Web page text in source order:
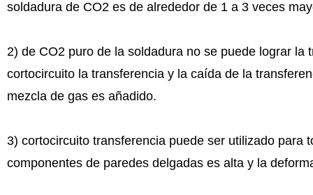
soldadura de CO2 es de alrededor de 1 a 3 veces
2) de CO2 puro de la soldadura no se puede lograr
cortocircuito la transferencia y la caída de la
mezcla de gas es añadido.
3) cortocircuito transferencia puede ser utilizado para
componentes de paredes delgadas es alta y la